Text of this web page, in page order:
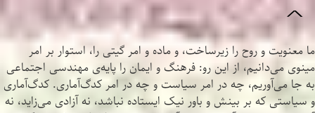
^
ما معنویت و روح را زیرساخت، و ماده و امر گیتی را، استوار بر امر
مینوی می‌دانیم، از این رو: فرهنگ و ایمان را پایه‌ی مهندسی اجتماعی
به جا می‌آوریم، چه در امر سیاست و چه در امر کدگ‌آماری. کدگ‌آماری
و سیاستی که بر بینش و باور نیک ایستاده نباشد، نه آزادی می‌زاید، نه